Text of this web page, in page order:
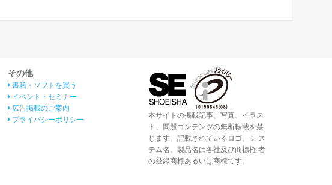
その他
書籍・ソフトを買う
イベント・セミナー
広告掲載のご案内
プライバシーポリシー
本サイトの掲載記事、写真、イラス
ト、問題コンテンツの無断転載を禁
じます。記載されているロゴ、シ ス
テム名、製品名は各社及び商標権 者
の登録商標あるいは商標です。